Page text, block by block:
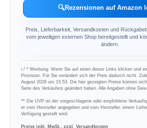
🔍Rezensionen auf Amazon
Preis, Lieferbarkeit, Versandkosten und
vom jeweiligen externen Shop bereitgestellt und
ändern.
ℹ︎ / * Werbung: Wenn Sie auf einen dieser Links klicken und
Provision. Für Sie verändert sich der Preis dadurch nicht.
August 2026 um 15:53. Die hier gezeigten Preise können
Seite des Verkäufers geändert haben. Alle Angaben ohne
** Die UVP ist der vorgeschlagene oder empfohlene
er vom Hersteller angegeben und vom Hersteller, einem
Verfügung gestellt wird.
Preise inkl. MwSt., zzgl. Versandkosten